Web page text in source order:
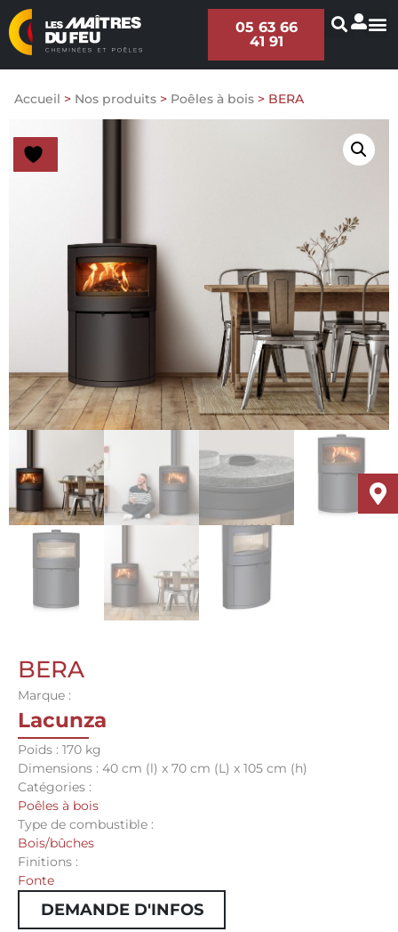
05 63 66
41 91
Accueil > Nos produits > Poêles à bois > BERA
BERA
Marque :
Lacunza
Poids : 170 kg
Dimensions : 40 cm (l) x 70 cm (L) x 105 cm (h)
Catégories :
Poêles à bois
Type de combustible :
Bois/bûches
Finitions :
Fonte
DEMANDE D'INFOS